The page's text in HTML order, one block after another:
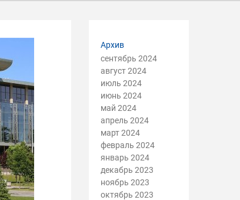
Архив
сентябрь 2024
август 2024
июль 2024
июнь 2024
май 2024
апрель 2024
март 2024
февраль 2024
январь 2024
декабрь 2023
ноябрь 2023
октябрь 2023